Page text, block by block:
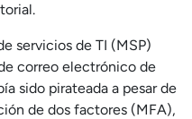
servicios de TI (MSP)
correo electrónico de
sido pirateada a pesar de
de dos factores (MFA),